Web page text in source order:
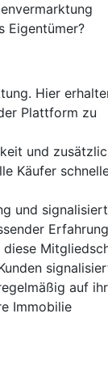
Eigentümer?
Hier
Plattform zu
und
Käufer
und signalisiert
auf
Immobilie